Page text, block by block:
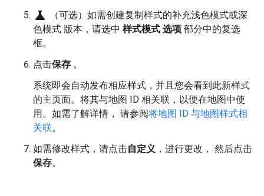
science
（可选）如需创建复制样式的补充浅色模式或深
色模式 版本，请选中 样式模式 选项 部分中的复选
框。
点击保存 。
系统即会自动发布相应样式，并且您会看到此新样式
的主页面。将其与地图 ID 相关联，以便在地图中使
用。如需了解详情， 请参阅将地图 ID 与地图样式相
关联。
如需修改样式，请点击自定义 ，进行更改， 然后点击
保存。